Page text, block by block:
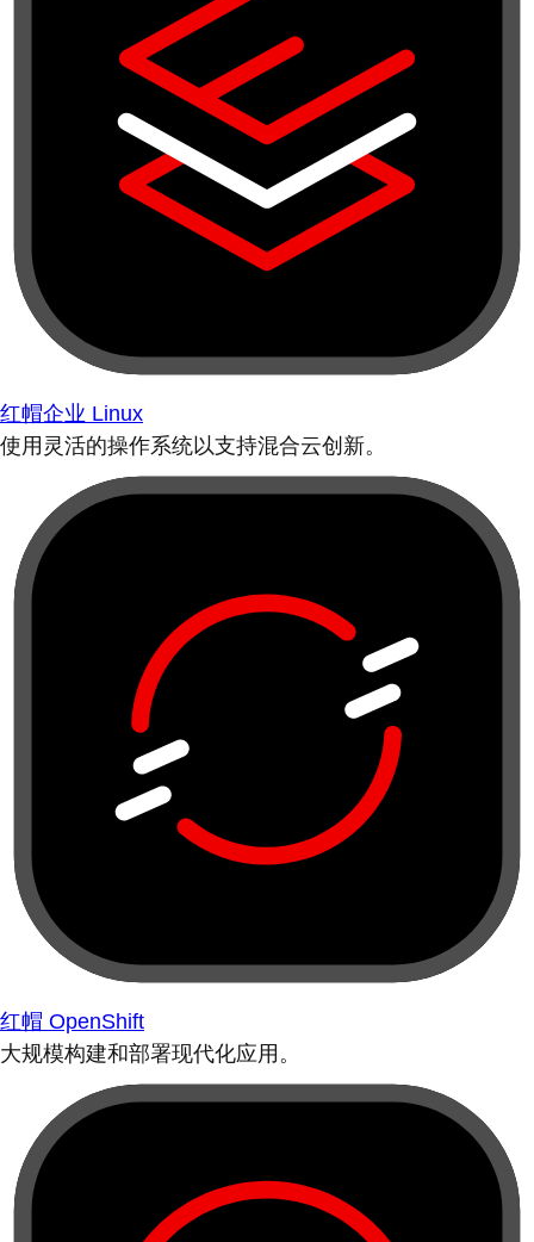
红帽企业 Linux
使用灵活的操作系统以支持混合云创新。
红帽 OpenShift
大规模构建和部署现代化应用。